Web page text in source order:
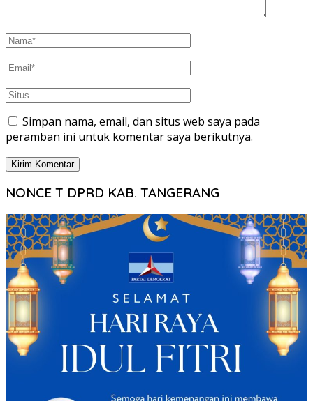
Simpan nama, email, dan situs web saya pada
peramban ini untuk komentar saya berikutnya.
NONCE T DPRD KAB. TANGERANG